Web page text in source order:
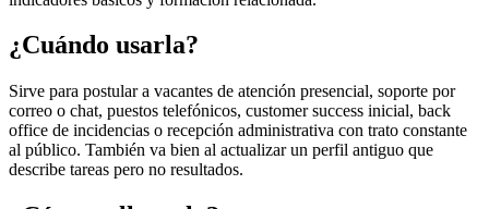
¿Cuándo usarla?
Sirve para postular a vacantes de atención presencial, soporte por
correo o chat, puestos telefónicos, customer success inicial, back
office de incidencias o recepción administrativa con trato constante
al público. También va bien al actualizar un perfil antiguo que
describe tareas pero no resultados.